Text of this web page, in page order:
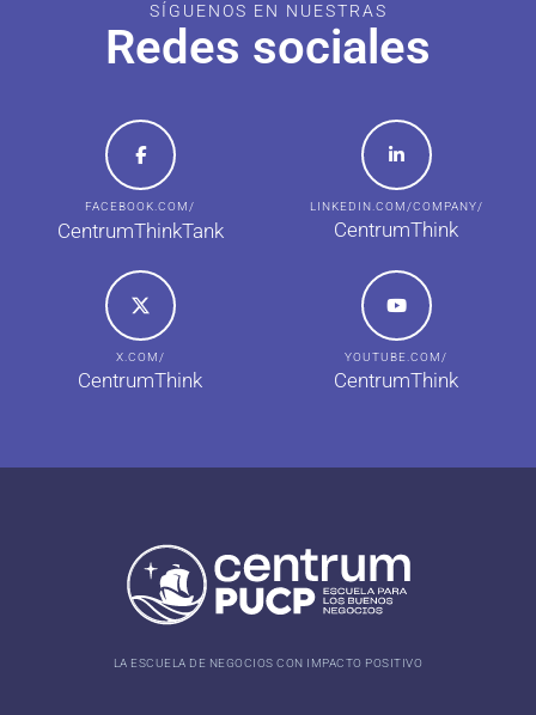
SÍGUENOS EN NUESTRAS
Redes sociales
FACEBOOK.COM/
CentrumThinkTank
LINKEDIN.COM/COMPANY/
CentrumThink
X.COM/
CentrumThink
YOUTUBE.COM/
CentrumThink
LA ESCUELA DE NEGOCIOS CON IMPACTO POSITIVO